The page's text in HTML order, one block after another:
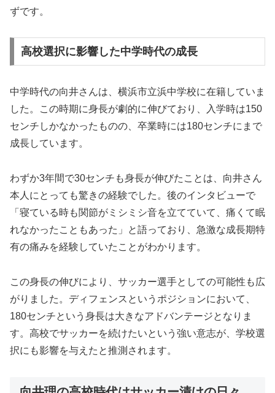
ずです。
高校選択に影響した中学時代の成長
中学時代の向井さんは、横浜市立浜中学校に在籍していま
した。この時期に身長が劇的に伸びており、入学時は150
センチしかなかったものの、卒業時には180センチにまで
成長しています。
わずか3年間で30センチも身長が伸びたことは、向井さん
本人にとっても驚きの経験でした。後のインタビューで
「寝ている時も関節がミシミシ音を立てていて、痛くて眠
れなかったこともあった」と語っており、急激な成長期特
有の痛みを経験していたことがわかります。
この身長の伸びにより、サッカー選手としての可能性も広
がりました。ディフェンスというポジションにおいて、
180センチという身長は大きなアドバンテージとなりま
す。高校でサッカーを続けたいという強い意志が、学校選
択にも影響を与えたと推測されます。